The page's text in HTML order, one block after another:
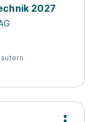
2027